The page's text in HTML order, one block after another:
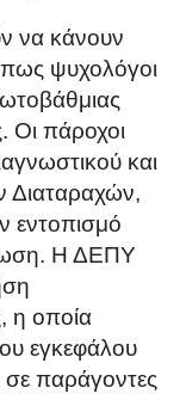
να κάνουν
ψυχολόγοι
Οι πάροχοι
και
Διαταραχών,
εντοπισμό
Η ΔΕΠΥ
η οποία
εγκεφάλου
σε παράγοντες